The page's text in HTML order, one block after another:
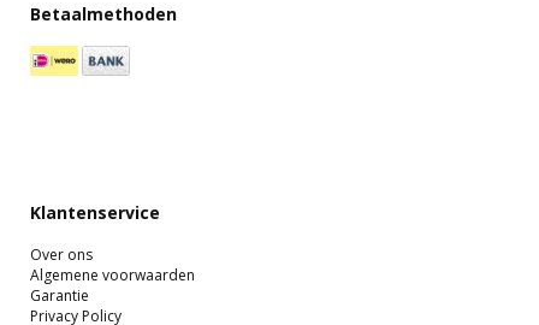
Betaalmethoden
Klantenservice
Over ons
Algemene voorwaarden
Garantie
Privacy Policy